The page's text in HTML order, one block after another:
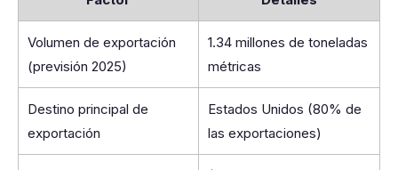
Volumen de exportación
(previsión 2025)
1.34 millones de toneladas
métricas
Destino principal de
exportación
Estados Unidos (80% de
las exportaciones)